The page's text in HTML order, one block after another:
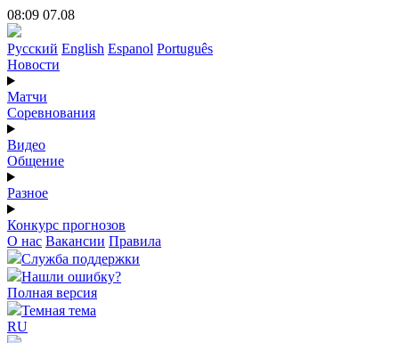
08:09 07.08
Русский English Espanol Português
Новости
Матчи
Соревнования
Видео
Общение
Разное
Конкурс прогнозов
О нас Вакансии Правила
Служба поддержки
Нашли ошибку?
Полная версия
Темная тема
RU